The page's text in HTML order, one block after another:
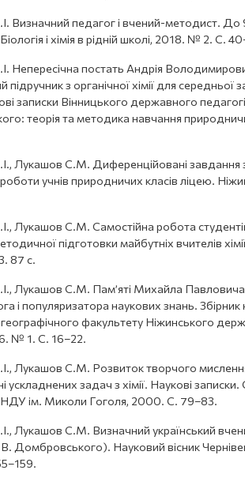
Визначний педагог і вчений-методист.
і хімія в рідній школі, 2018. № 2. С.
Непересічна постать Андрія
підручник з органічної хімії для середньої
записки Вінницького державного
теорія та методика навчання
Лукашов С.М. Диференційовані завдання з
роботи учнів природничих класів ліцею.
Лукашов С.М. Самостійна робота
підготовки майбутніх вчителів
87 с.
Лукашов С.М. Пам’яті Михайла
і популяризатора наукових знань.
факультету Ніжинського
№ 1. С. 16–22.
Лукашов С.М. Розвиток творчого
ускладнених задач з хімії. Наукові
ім. Миколи Гоголя, 2000. С. 79–83.
Лукашов С.М. Визначний український
Домбровського). Науковий вісник